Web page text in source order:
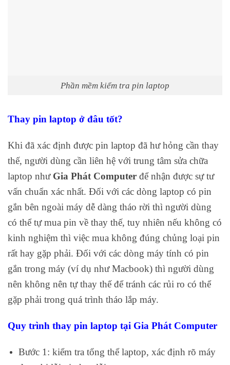
Phần mềm kiểm tra pin laptop
Thay pin laptop ở đâu tốt?
Khi đã xác định được pin laptop đã hư hỏng cần thay
thế, người dùng cần liên hệ với trung tâm sửa chữa
laptop như Gia Phát Computer để nhận được sự tư
vấn chuẩn xác nhất. Đối với các dòng laptop có pin
gắn bên ngoài máy dễ dàng tháo rời thì người dùng
có thể tự mua pin về thay thế, tuy nhiên nếu không có
kinh nghiệm thì việc mua không đúng chủng loại pin
rất hay gặp phải. Đối với các dòng máy tính có pin
gắn trong máy (ví dụ như Macbook) thì người dùng
nên không nên tự thay thế để tránh các rủi ro có thể
gặp phải trong quá trình tháo lắp máy.
Quy trình thay pin laptop tại Gia Phát Computer
Bước 1: kiểm tra tổng thể laptop, xác định rõ máy